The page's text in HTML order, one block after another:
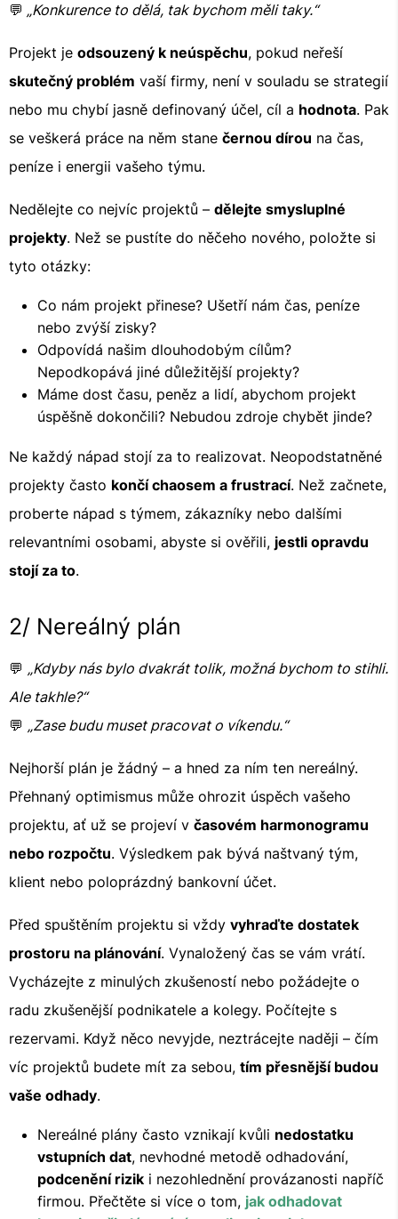
💬 „Konkurence to dělá, tak bychom měli taky.“
Projekt je odsouzený k neúspěchu, pokud neřeší
skutečný problém vaší firmy, není v souladu se strategií
nebo mu chybí jasně definovaný účel, cíl a hodnota. Pak
se veškerá práce na něm stane černou dírou na čas,
peníze i energii vašeho týmu.
Nedělejte co nejvíc projektů – dělejte smysluplné
projekty. Než se pustíte do něčeho nového, položte si
tyto otázky:
Co nám projekt přinese? Ušetří nám čas, peníze
nebo zvýší zisky?
Odpovídá našim dlouhodobým cílům?
Nepodkopává jiné důležitější projekty?
Máme dost času, peněz a lidí, abychom projekt
úspěšně dokončili? Nebudou zdroje chybět jinde?
Ne každý nápad stojí za to realizovat. Neopodstatněné
projekty často končí chaosem a frustrací. Než začnete,
proberte nápad s týmem, zákazníky nebo dalšími
relevantními osobami, abyste si ověřili, jestli opravdu
stojí za to.
2/ Nereálný plán
💬 „Kdyby nás bylo dvakrát tolik, možná bychom to stihli.
Ale takhle?“
💬 „Zase budu muset pracovat o víkendu.“
Nejhorší plán je žádný – a hned za ním ten nereálný.
Přehnaný optimismus může ohrozit úspěch vašeho
projektu, ať už se projeví v časovém harmonogramu
nebo rozpočtu. Výsledkem pak bývá naštvaný tým,
klient nebo poloprázdný bankovní účet.
Před spuštěním projektu si vždy vyhraďte dostatek
prostoru na plánování. Vynaložený čas se vám vrátí.
Vycházejte z minulých zkušeností nebo požádejte o
radu zkušenější podnikatele a kolegy. Počítejte s
rezervami. Když něco nevyjde, neztrácejte naději – čím
víc projektů budete mít za sebou, tím přesnější budou
vaše odhady.
Nereálné plány často vznikají kvůli nedostatku
vstupních dat, nevhodné metodě odhadování,
podcenění rizik i nezohlednění provázanosti napříč
firmou. Přečtěte si více o tom, jak odhadovat